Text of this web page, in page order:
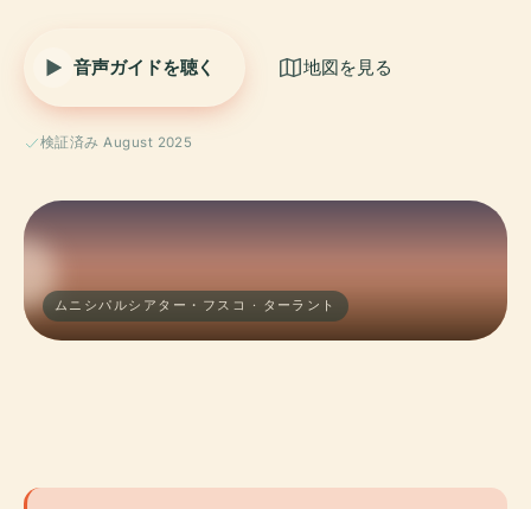
音声ガイドを聴く 地図を見る
検証済み August 2025
ムニシパルシアター・フスコ · ターラント